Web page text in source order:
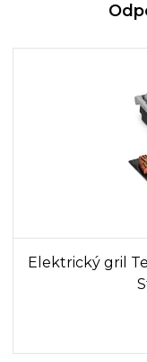
Elektrický gril